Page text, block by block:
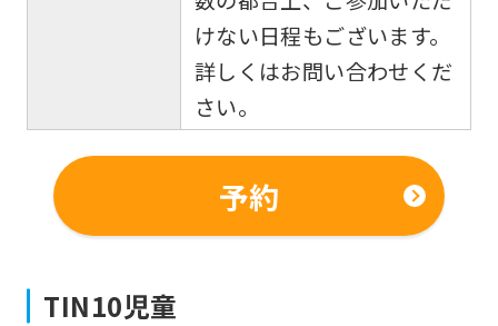
けない日程もございます。
詳しくはお問い合わせくだ
さい。
予約
TIN10児童
version
of
website
will
be
translated